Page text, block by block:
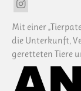
Mit einer
die Unterkunft,
geretteten Tiere